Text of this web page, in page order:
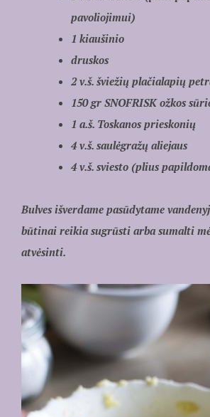
pavoliojimui)
1 kiaušinio
druskos
2 v.š. šviežių plačialapių
150 gr SNOFRISK ožkos
1 a.š. Toskanos prieskonių
4 v.š. saulėgražų aliejaus
4 v.š. sviesto (plius
Bulves išverdame pasūdytame
būtinai reikia sugrūsti arba sumalti
atvėsinti.